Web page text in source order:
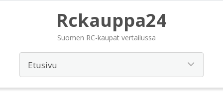
Rckauppa24
Suomen RC-kaupat vertailussa